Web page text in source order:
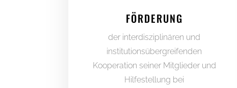
FÖRDERUNG
der interdisziplinären und
institutionsübergreifenden
Kooperation seiner Mitglieder und
Hilfestellung bei